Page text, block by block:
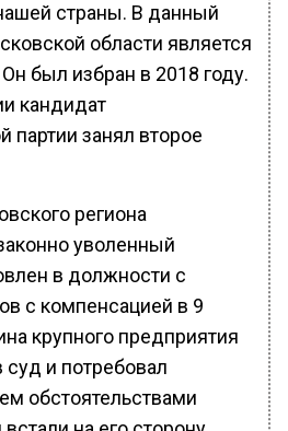
страны. В данный
области является
был избран в 2018 году.
кандидат
партии занял второе
региона
уволенный
в должности с
с компенсацией в 9
крупного предприятия
суд и потребовал
обстоятельствами